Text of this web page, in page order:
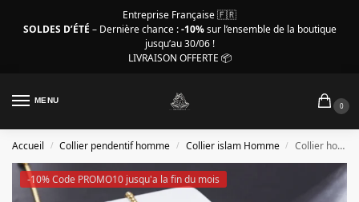
Entreprise Française 🇫🇷
SOLDES D’ÉTÉ – Dernière chance :-10%sur l’ensemble de la boutique
jusqu’au 30/06 !
LIVRAISON OFFERTE 📦
MENU
0
Accueil / Collier pendentif homme / Collier islam Homme / Collier homme islam, pendentif ovale Coran couleur or
-10% Code PROMO10 jusqu'a la fin du mois